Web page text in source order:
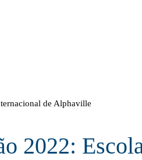
de Alphaville
2022: